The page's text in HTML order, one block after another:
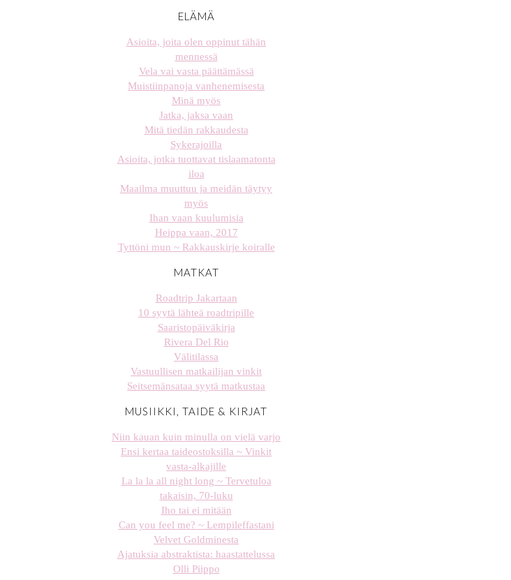
ELÄMÄ
Asioita, joita olen oppinut tähän
mennessä
Vela vai vasta päättämässä
Muistiinpanoja vanhenemisesta
Minä myös
Jatka, jaksa vaan
Mitä tiedän rakkaudesta
Sykerajoilla
Asioita, jotka tuottavat tislaamatonta
iloa
Maailma muuttuu ja meidän täytyy
myös
Ihan vaan kuulumisia
Heippa vaan, 2017
Tyttöni mun ~ Rakkauskirje koiralle
MATKAT
Roadtrip Jakartaan
10 syytä lähteä roadtripille
Saaristopäiväkirja
Rivera Del Rio
Välitilassa
Vastuullisen matkailijan vinkit
Seitsemänsataa syytä matkustaa
MUSIIKKI, TAIDE & KIRJAT
Niin kauan kuin minulla on vielä varjo
Ensi kertaa taideostoksilla ~ Vinkit
vasta-alkajille
La la la all night long ~ Tervetuloa
takaisin, 70-luku
Iho tai ei mitään
Can you feel me? ~ Lempileffastani
Velvet Goldminesta
Ajatuksia abstraktista: haastattelussa
Olli Piippo